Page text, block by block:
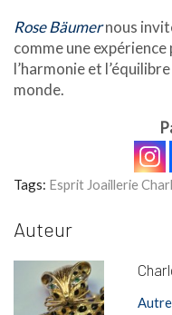
Rose Bäumernous
comme une
l’harmonie et
monde.
Tags: Esprit Joaillerie
Auteur